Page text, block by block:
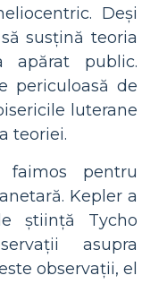
Deși
susțină teoria
apărat public.
periculoasă de
luterane
teoriei.
pentru
Kepler a
știință Tycho
asupra
observații, el